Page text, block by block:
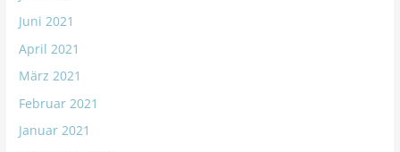
Juni 2021
April 2021
März 2021
Februar 2021
Januar 2021